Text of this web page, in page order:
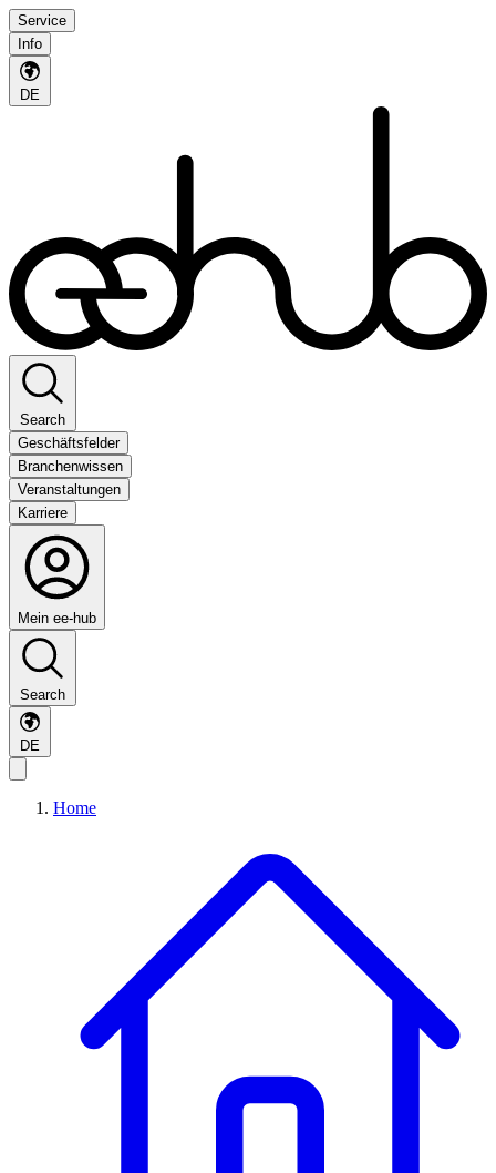
Service
Info
DE
Search
Geschäftsfelder
Branchenwissen
Veranstaltungen
Karriere
Mein ee-hub
Search
DE
Home